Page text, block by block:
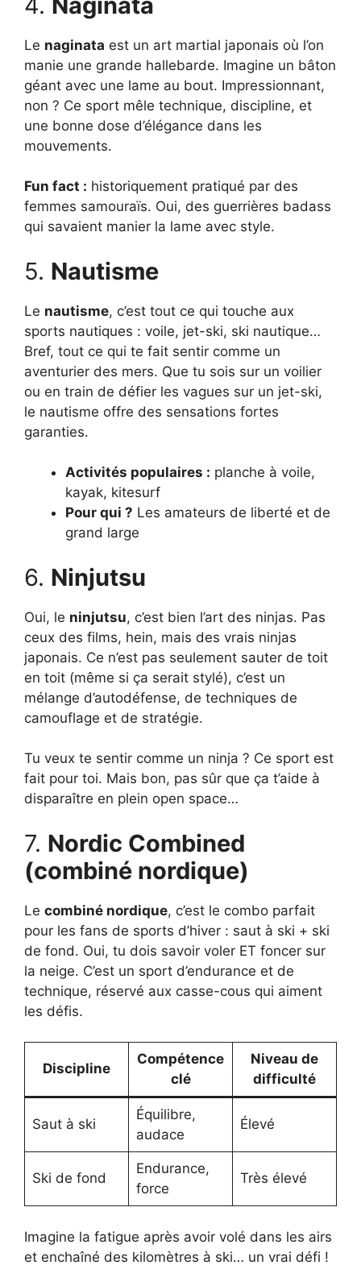
Le naginata est un art martial japonais où l’on
manie une grande hallebarde. Imagine un bâton
géant avec une lame au bout. Impressionnant,
non ? Ce sport mêle technique, discipline, et
une bonne dose d’élégance dans les
mouvements.
Fun fact : historiquement pratiqué par des
femmes samouraïs. Oui, des guerrières badass
qui savaient manier la lame avec style.
5. Nautisme
Le nautisme, c’est tout ce qui touche aux
sports nautiques : voile, jet-ski, ski nautique…
Bref, tout ce qui te fait sentir comme un
aventurier des mers. Que tu sois sur un voilier
ou en train de défier les vagues sur un jet-ski,
le nautisme offre des sensations fortes
garanties.
Activités populaires : planche à voile,
kayak, kitesurf
Pour qui ? Les amateurs de liberté et de
grand large
6. Ninjutsu
Oui, le ninjutsu, c’est bien l’art des ninjas. Pas
ceux des films, hein, mais des vrais ninjas
japonais. Ce n’est pas seulement sauter de toit
en toit (même si ça serait stylé), c’est un
mélange d’autodéfense, de techniques de
camouflage et de stratégie.
Tu veux te sentir comme un ninja ? Ce sport est
fait pour toi. Mais bon, pas sûr que ça t’aide à
disparaître en plein open space…
7. Nordic Combined
(combiné nordique)
Le combiné nordique, c’est le combo parfait
pour les fans de sports d’hiver : saut à ski + ski
de fond. Oui, tu dois savoir voler ET foncer sur
la neige. C’est un sport d’endurance et de
technique, réservé aux casse-cous qui aiment
les défis.
Discipline
Compétence
clé
Niveau de
difficulté
Saut à ski
Équilibre,
audace
Élevé
Ski de fond
Endurance,
force
Très élevé
Imagine la fatigue après avoir volé dans les airs
et enchaîné des kilomètres à ski… un vrai défi !